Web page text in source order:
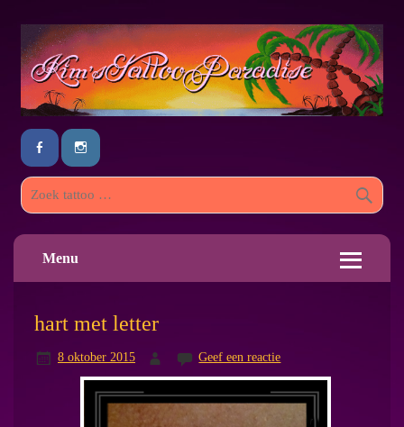
Menu
hart met letter
8 oktober 2015 Geef een reactie